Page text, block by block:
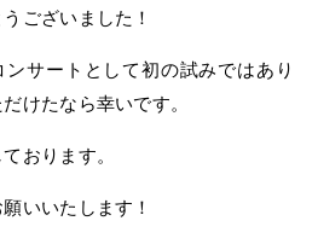
うございました！
ンサートとして初の試みではあり
けたなら幸いです。
おります。
いいたします！